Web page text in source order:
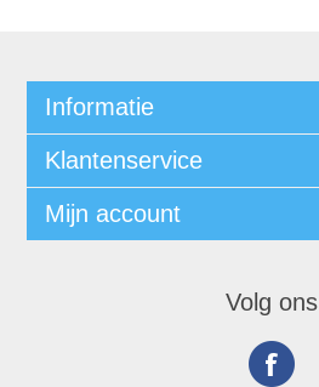
Informatie
Klantenservice
Mijn account
Volg ons